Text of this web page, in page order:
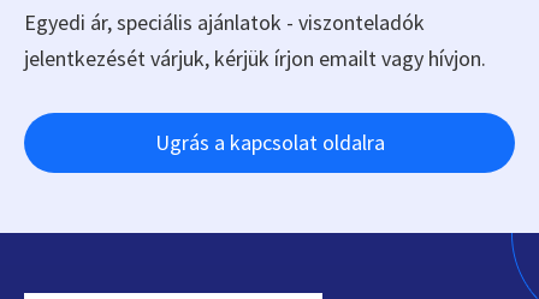
Egyedi ár, speciális ajánlatok - viszonteladók
jelentkezését várjuk, kérjük írjon emailt vagy hívjon.
Ugrás a kapcsolat oldalra